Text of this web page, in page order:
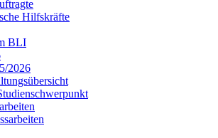
Hilfskräfte
BLI
2026